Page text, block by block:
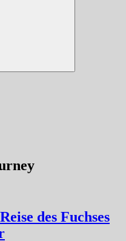
des Fuchses